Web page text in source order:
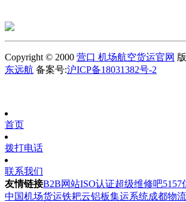
Copyright © 2000 营口 机场航空货运官网
东远航 备案号:沪ICP备18031382号-2
首页
拨打电话
联系我们
友情链接B2B网站ISO认证超级维修吧5157
中国机场货运铁耙云铝板集运系统成都物流